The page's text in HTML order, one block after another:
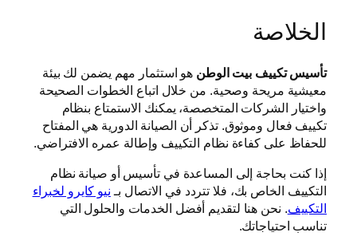
الخلاصة
تأسيس تكييف بيت الوطن هو استثمار مهم يضمن لك بيئة
معيشية مريحة وصحية. من خلال اتباع الخطوات الصحيحة
واختيار الشركات المتخصصة، يمكنك الاستمتاع بنظام
تكييف فعال وموثوق. تذكر أن الصيانة الدورية هي المفتاح
للحفاظ على كفاءة نظام التكييف وإطالة عمره الافتراضي.
إذا كنت بحاجة إلى المساعدة في تأسيس أو صيانة نظام
التكييف الخاص بك، فلا تتردد في الاتصال بـ نيو كايرو لخبراء
التكييف. نحن هنا لتقديم أفضل الخدمات والحلول التي
تناسب احتياجاتك.